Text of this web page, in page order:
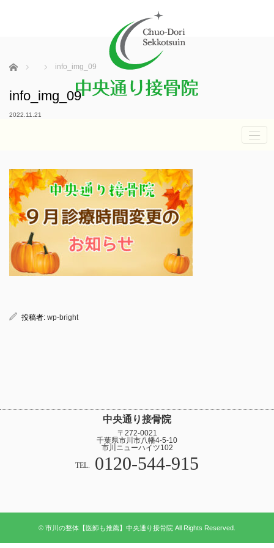
ホーム info_img_09
info_img_09
2022.11.21
投稿者: wp-bright
中央通り接骨院
〒272-0021
千葉県市川市八幡4-5-10
市川ニューハイツ102
TEL. 0120-544-915
© 市川の整体【医師も推薦】中央通り接骨院 All Rights Reserved.